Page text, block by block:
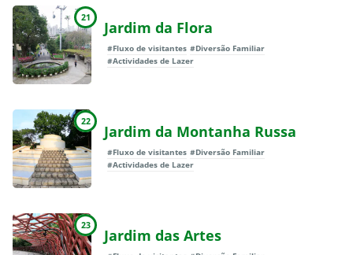
21
Jardim da Flora
#Fluxo de visitantes #Diversão Familiar
#Actividades de Lazer
22
Jardim da Montanha Russa
#Fluxo de visitantes #Diversão Familiar
#Actividades de Lazer
23
Jardim das Artes